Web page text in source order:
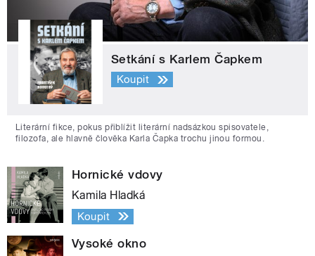
Setkání s Karlem Čapkem
Koupit
Literární fikce, pokus přiblížit literární nadsázkou spisovatele,
filozofa, ale hlavně člověka Karla Čapka trochu jinou formou.
Hornické vdovy
Kamila Hladká
Koupit
Vysoké okno